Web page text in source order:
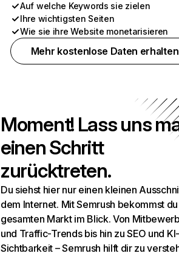
Auf welche Keywords sie zielen
Ihre wichtigsten Seiten
Wie sie ihre Website monetarisieren
Mehr kostenlose Daten erhalten
Moment! Lass uns
einen Schritt
zurücktreten.
Du siehst hier nur einen kleinen
dem Internet. Mit Semrush bekommst
gesamten Markt im Blick. Von
und Traffic-Trends bis hin zu SEO und KI-
Sichtbarkeit – Semrush hilft dir zu